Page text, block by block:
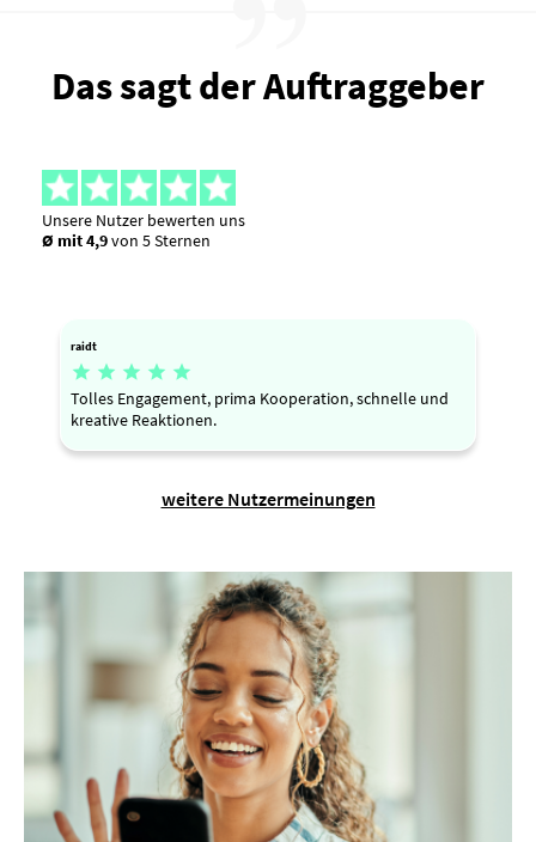
Das sagt der Auftraggeber
Unsere Nutzer bewerten uns
Ø mit 4,9von 5 Sternen
raidt
    
Tolles Engagement, prima Kooperation, schnelle und
kreative Reaktionen.
weitere Nutzermeinungen